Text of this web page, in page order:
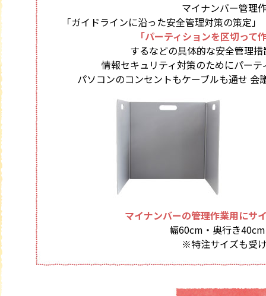
マイナンバー管理
「ガイドラインに沿った安全管理対策の策定
「パーティションを区切って
するなどの具体的な安全管理
情報セキュリティ対策のためにパー
パソコンのコンセントもケーブルも通せ 会
マイナンバーの管理作業用にサ
幅60cm・奥行き
※特注サイズも受